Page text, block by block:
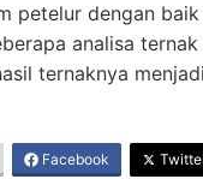
petelur dengan
analisa
ternaknya
Facebook